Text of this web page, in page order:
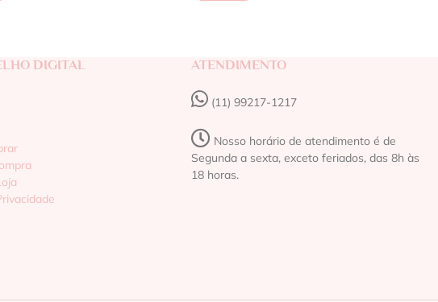
DIGITAL ATENDIMENTO
(11) 99217-1217‬
Nosso horário de atendimento é de
Segunda a sexta, exceto feriados, das 8h às
18 horas.